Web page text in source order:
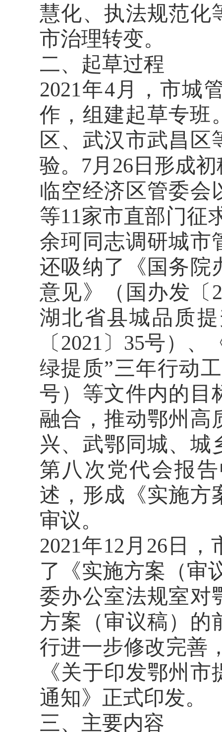
慧化、执法规范化
市治理转变。
二、起草过程
2021年4月，市城
作，组建起草专班
区、武汉市武昌区
验。 7月 26 日形成
临空经济区管委会
等11家市直部门征
余珂同志调研城市
还吸纳了《国务院
意见》（国办发〔
湖北省县城品质
〔 2021 〕 35号）、
绿提质”三年行动
号）等文件内的目
融合，推动鄂州高
兴、武鄂同城、城
第八次党代会报
述 ，形成 《实施
审议。
2021年12 月 26 日，
了《实施方案（审
委办公室法规室对
方案（审议稿）的
行进一步修改完善
《关于印发鄂州
通知》正式印发。
三、主要内容